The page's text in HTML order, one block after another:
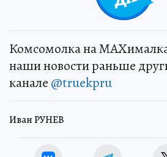
Комсомолка на
наши новости раньше
канале @truekpru
Иван РУНЕВ